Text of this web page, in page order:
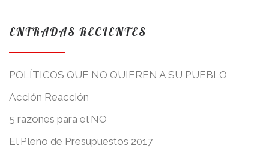
ENTRADAS RECIENTES
POLÍTICOS QUE NO QUIEREN A SU PUEBLO
Acción Reacción
5 razones para el NO
El Pleno de Presupuestos 2017